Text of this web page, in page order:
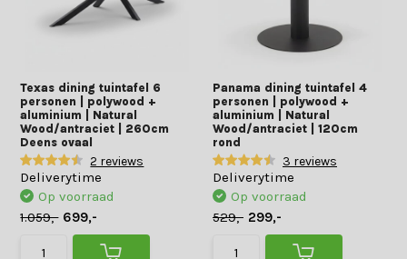
Texas dining tuintafel 6
personen | polywood +
aluminium | Natural
Wood/antraciet | 260cm
Deens ovaal
2 reviews
Deliverytime
Op voorraad
1.059,- 699,-
Panama dining tuintafel 4
personen | polywood +
aluminium | Natural
Wood/antraciet | 120cm
rond
3 reviews
Deliverytime
Op voorraad
529,- 299,-